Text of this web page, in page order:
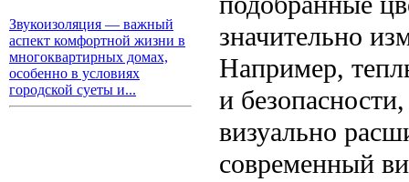
Звукоизоляция — важный
аспект комфортной жизни в
многоквартирных домах,
особенно в условиях
городской суеты и...
значительно
Например,
и
визуально
современный